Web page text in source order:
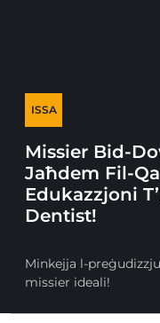
ISSA
Missier Bid-
Jaħdem Fil-
Edukazzjoni
Dentist!
Minkejja l-
missier ideali!